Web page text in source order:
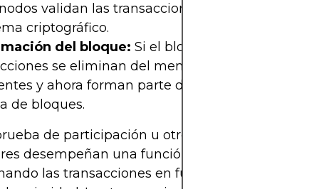
validan las transacciones del bloque y la
criptográfico.
del bloque: Si el bloque es aceptado, sus
se eliminan del mempool, ya que dejan
y ahora forman parte del registro
de bloques.
de participación u otros tipos de consenso,
desempeñan una función similar a la de los
las transacciones en función de las